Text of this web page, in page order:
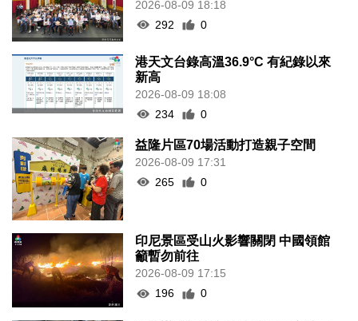
2026-08-09 18:18
292
0
港天文台錄高溫36.9°C 有紀錄以來
新高
2026-08-09 18:08
234
0
益隆片區70場活動打造親子空間
2026-08-09 17:31
265
0
印尼景區受山火影響關閉 中國領館
籲暫勿前往
2026-08-09 17:15
196
0